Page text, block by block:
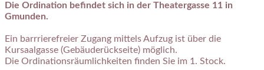
Die Ordination befindet sich in der Theatergasse 11 in
Gmunden.
Ein barrrierefreier Zugang mittels Aufzug ist über die
Kursaalgasse (Gebäuderückseite) möglich.
Die Ordinationsräumlichkeiten finden Sie im 1. Stock.